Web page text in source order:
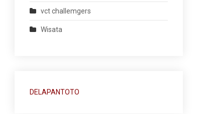
vct challemgers
Wisata
DELAPANTOTO